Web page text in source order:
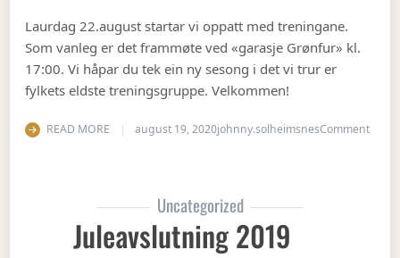
Laurdag 22.august startar vi oppatt med treningane.
Som vanleg er det frammøte ved «garasje Grønfur» kl.
17:00. Vi håpar du tek ein ny sesong i det vi trur er
fylkets eldste treningsgruppe. Velkommen!
READ MORE august 19, 2020johnny.solheimsnesCommenton
Uncategorized
Juleavslutning 2019